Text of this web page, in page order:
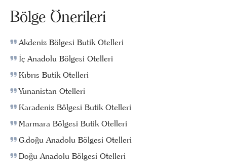
Bölge Önerileri
Akdeniz Bölgesi Butik Otelleri
İç Anadolu Bölgesi Otelleri
Kıbrıs Butik Otelleri
Yunanistan Otelleri
Karadeniz Bölgesi Butik Otelleri
Marmara Bölgesi Butik Otelleri
G.doğu Anadolu Bölgesi Otelleri
Doğu Anadolu Bölgesi Otelleri